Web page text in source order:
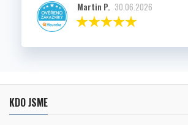
Martin P. 30.06.2026
KDO JSME